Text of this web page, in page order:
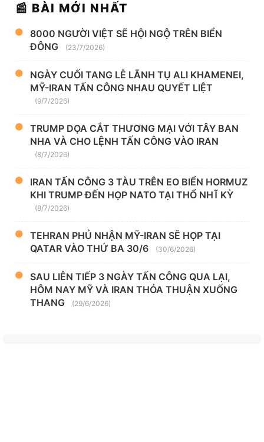
📰 BÀI MỚI NHẤT
8000 NGƯỜI VIỆT SẼ HỘI NGỘ TRÊN BIỂN
ĐÔNG
(23/7/2026)
NGÀY CUỐI TANG LỄ LÃNH TỤ ALI KHAMENEI,
MỸ-IRAN TẤN CÔNG NHAU QUYẾT LIỆT
(9/7/2026)
TRUMP DỌA CẮT THƯƠNG MẠI VỚI TÂY BAN
NHA VÀ CHO LỆNH TẤN CÔNG VÀO IRAN
(8/7/2026)
IRAN TẤN CÔNG 3 TÀU TRÊN EO BIỂN HORMUZ
KHI TRUMP ĐẾN HỌP NATO TẠI THỔ NHĨ KỲ
(8/7/2026)
TEHRAN PHỦ NHẬN MỸ-IRAN SẼ HỌP TẠI
QATAR VÀO THỨ BA 30/6
(30/6/2026)
SAU LIÊN TIẾP 3 NGÀY TẤN CÔNG QUA LẠI,
HÔM NAY MỸ VÀ IRAN THỎA THUẬN XUỐNG
THANG
(29/6/2026)